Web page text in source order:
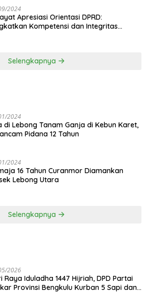
2024
Apresiasi Orientasi DPRD:
Kompetensi dan Integritas
Selengkapnya
2024
di Lebong Tanam Ganja di Kebun Karet,
Pidana 12 Tahun
2024
16 Tahun Curanmor Diamankan
Lebong Utara
Selengkapnya
2026
Raya Iduladha 1447 Hijriah, DPD Partai
Provinsi Bengkulu Kurban 5 Sapi dan 1